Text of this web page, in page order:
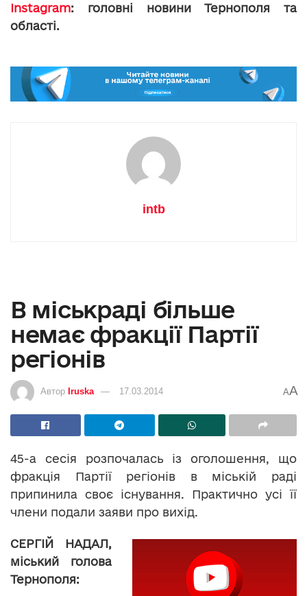
Instagram: головні новини Тернополя та
області.
intb
В міськраді більше
немає фракції Партії
регіонів
Автор Iruska 17.03.2014 AA
45-а сесія розпочалась із оголошення, що
фракція Партії регіонів в міській раді
припинила своє існування. Практично усі її
члени подали заяви про вихід.
СЕРГІЙ НАДАЛ,
міський голова
Тернополя: